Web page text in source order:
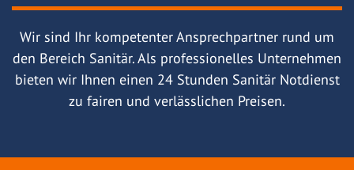
Wir sind Ihr kompetenter Ansprechpartner rund um
den Bereich Sanitär. Als professionelles Unternehmen
bieten wir Ihnen einen 24 Stunden Sanitär Notdienst
zu fairen und verlässlichen Preisen.